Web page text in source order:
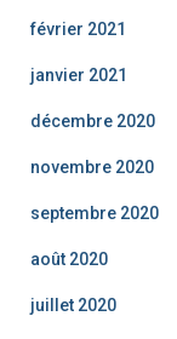
février 2021
janvier 2021
décembre 2020
novembre 2020
septembre 2020
août 2020
juillet 2020